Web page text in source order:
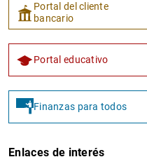
Portal del cliente
bancario
Portal educativo
Finanzas para todos
Enlaces de interés